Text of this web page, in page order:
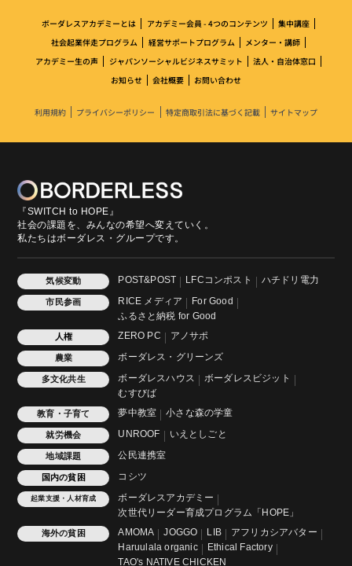
ボーダレスアカデミーとは アカデミー会員 - 4つのコンテンツ
集中講座
社会起業伴走プログラム
経営サポートプログラム
メンター・講師
アカデミー生の声
ジャパンソーシャルビジネスサミット
法人・自治体窓口
お知らせ
会社概要 お問い合わせ
利用規約 プライバシーポリシー 特定商取引法に基づく記載 サイトマップ
『SWITCH to HOPE』
社会の課題を、みんなの希望へ変えていく。
私たちはボーダレス・グループです。
気候変動 POST&POST LFCコンポスト ハチドリ電力
市民参画 RICE メディア
For Good
ふるさと納税 for Good
人権 ZERO PC アノサポ
農業 ボーダレス・グリーンズ
多文化共生 ボーダレスハウス
ボーダレスビジット
むすびば
教育・子育て 夢中教室 小さな森の学童
就労機会 UNROOF いえとしごと
地域課題 公民連携室
国内の貧困 コシツ
起業支援・人材育成
ボーダレスアカデミー
次世代リーダー育成プログラム「HOPE」
海外の貧困 AMOMA JOGGO LIB
アフリカシアバター
Haruulala organic
Ethical Factory
TAO's NATIVE CHICKEN